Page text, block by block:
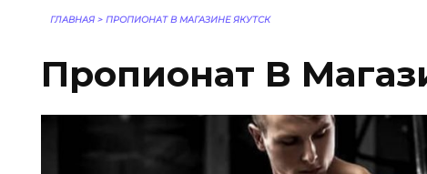
ГЛАВНАЯ > ПРОПИОНАТ В МАГАЗИНЕ ЯКУТСК
Пропионат В